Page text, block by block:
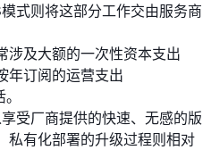
式则将这部分工作交由服务商
涉及大额的一次性资本支出
年订阅的运营支出
受厂商提供的快速、无感的版
私有化部署的升级过程则相对